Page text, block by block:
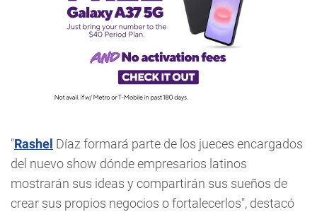
"Rashel Díaz formará parte de los jueces encargados
del nuevo show dónde empresarios latinos
mostrarán sus ideas y compartirán sus sueños de
crear sus propios negocios o fortalecerlos", destacó